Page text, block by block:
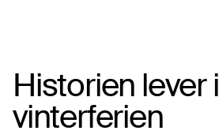
Historien lever i
vinterferien